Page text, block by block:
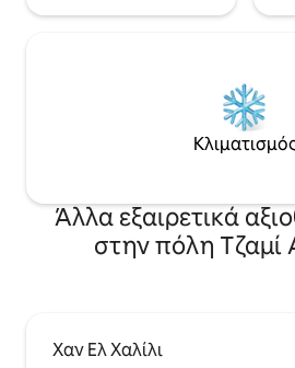
Άλλα εξαιρετικά
στην πόλη Τζαμί
Χαν Ελ Χαλίλι